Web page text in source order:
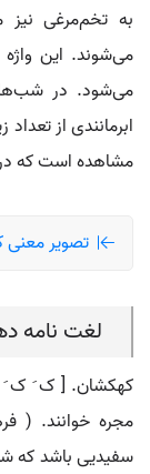
به تخم‌مرغی
می‌شوند. این
می‌شود. در
ابرمانندی از
مشاهده است که
تصویر
لغت نامه
کهکشان. [ ک َ ک َ /
مجره خوانند. (
سفیدیی باشد که